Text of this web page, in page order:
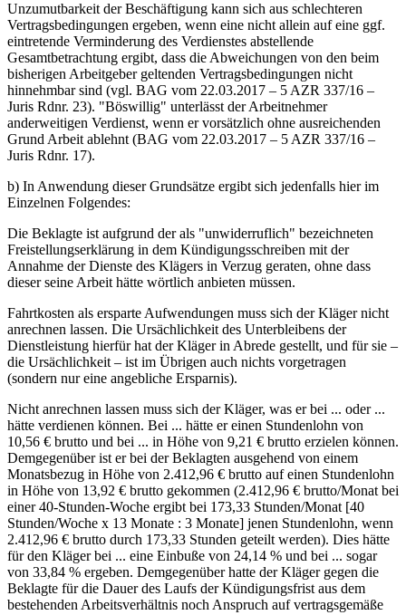
Unzumutbarkeit der Beschäftigung kann sich aus schlechteren
Vertragsbedingungen ergeben, wenn eine nicht allein auf eine ggf.
eintretende Verminderung des Verdienstes abstellende
Gesamtbetrachtung ergibt, dass die Abweichungen von den beim
bisherigen Arbeitgeber geltenden Vertragsbedingungen nicht
hinnehmbar sind (vgl. BAG vom 22.03.2017 – 5 AZR 337/16 –
Juris Rdnr. 23). "Böswillig" unterlässt der Arbeitnehmer
anderweitigen Verdienst, wenn er vorsätzlich ohne ausreichenden
Grund Arbeit ablehnt (BAG vom 22.03.2017 – 5 AZR 337/16 –
Juris Rdnr. 17).
b) In Anwendung dieser Grundsätze ergibt sich jedenfalls hier im
Einzelnen Folgendes:
Die Beklagte ist aufgrund der als "unwiderruflich" bezeichneten
Freistellungserklärung in dem Kündigungsschreiben mit der
Annahme der Dienste des Klägers in Verzug geraten, ohne dass
dieser seine Arbeit hätte wörtlich anbieten müssen.
Fahrtkosten als ersparte Aufwendungen muss sich der Kläger nicht
anrechnen lassen. Die Ursächlichkeit des Unterbleibens der
Dienstleistung hierfür hat der Kläger in Abrede gestellt, und für sie –
die Ursächlichkeit – ist im Übrigen auch nichts vorgetragen
(sondern nur eine angebliche Ersparnis).
Nicht anrechnen lassen muss sich der Kläger, was er bei ... oder ...
hätte verdienen können. Bei ... hätte er einen Stundenlohn von
10,56 € brutto und bei ... in Höhe von 9,21 € brutto erzielen können.
Demgegenüber ist er bei der Beklagten ausgehend von einem
Monatsbezug in Höhe von 2.412,96 € brutto auf einen Stundenlohn
in Höhe von 13,92 € brutto gekommen (2.412,96 € brutto/Monat bei
einer 40-Stunden-Woche ergibt bei 173,33 Stunden/Monat [40
Stunden/Woche x 13 Monate : 3 Monate] jenen Stundenlohn, wenn
2.412,96 € brutto durch 173,33 Stunden geteilt werden). Dies hätte
für den Kläger bei ... eine Einbuße von 24,14 % und bei ... sogar
von 33,84 % ergeben. Demgegenüber hatte der Kläger gegen die
Beklagte für die Dauer des Laufs der Kündigungsfrist aus dem
bestehenden Arbeitsverhältnis noch Anspruch auf vertragsgemäße